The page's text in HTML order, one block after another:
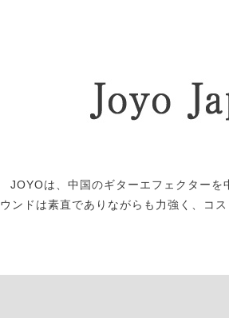
JOYOは、中国のギターエフェクター
ウンドは素直でありながらも力強く、コ